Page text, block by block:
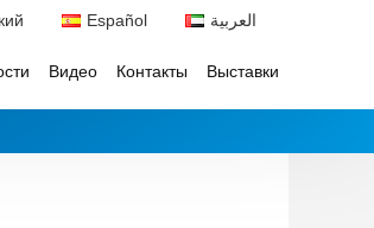
Español العربية
Видео Контакты Выставки